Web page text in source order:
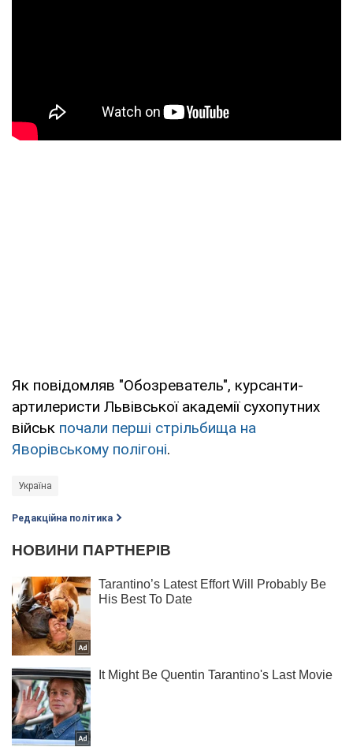
Як повідомляв "Обозреватель", курсанти-
артилеристи Львівської академії сухопутних
військ почали перші стрільбища на
Яворівському полігоні.
Україна
Редакційна політика